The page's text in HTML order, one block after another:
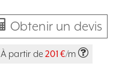
Obtenir un devis
À partir de201 €/m